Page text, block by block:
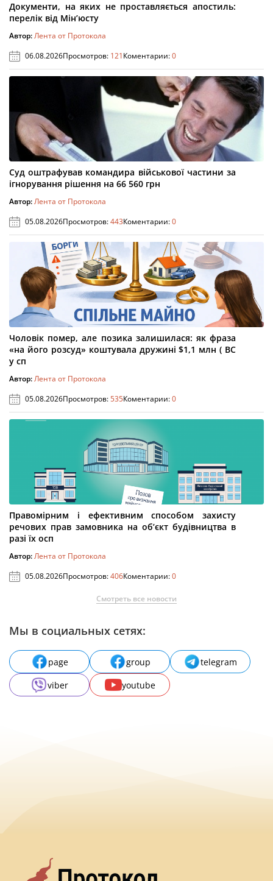
Документи, на яких не проставляється апостиль:
перелік від Мін’юсту
Автор:Лента от Протокола
06.08.2026Просмотров: 121Коментарии:0
Суд оштрафував командира військової частини за
ігнорування рішення на 66 560 грн
Автор:Лента от Протокола
05.08.2026Просмотров:443Коментарии:0
Чоловік помер, але позика залишилася: як фраза
«на його розсуд» коштувала дружині $1,1 млн ( ВС
у сп
Автор:Лента от Протокола
05.08.2026Просмотров:535Коментарии:0
Правомірним і ефективним способом захисту
речових прав замовника на об’єкт будівництва в
разі їх осп
Автор:Лента от Протокола
05.08.2026Просмотров:406Коментарии:0
Смотреть все новости
Мы в социальных сетях:
page group
telegram
viber
youtube